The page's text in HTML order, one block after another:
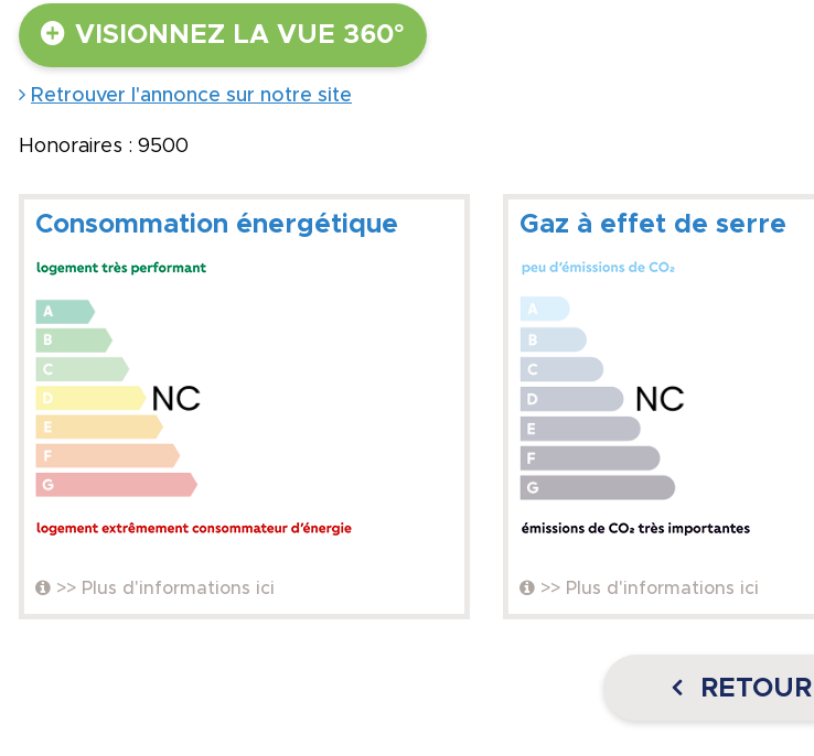
VISIONNEZ LA VUE 360°
Retrouver l'annonce sur notre site
Honoraires : 9500
Consommation énergétique
>> Plus d'informations ici
Gaz à effet de serre
>> Plus d'informations ici
RETOUR